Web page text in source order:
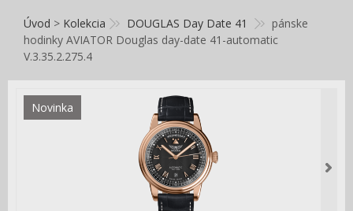
Úvod > Kolekcia DOUGLAS Day Date 41
pánske
hodinky AVIATOR Douglas day-date 41-automatic
V.3.35.2.275.4
Novinka